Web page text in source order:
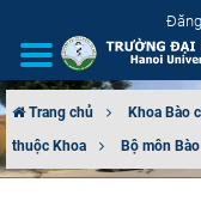
GIỚI THIỆU
Trang chủ Khoa Bào
thuộc Khoa
Bộ môn